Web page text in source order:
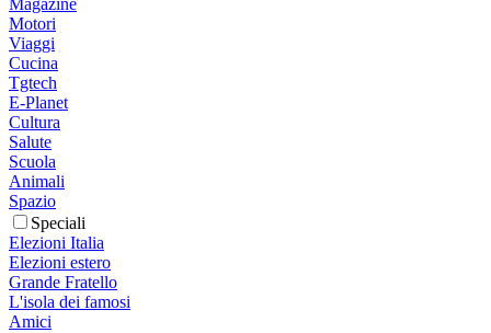
Magazine
Motori
Viaggi
Cucina
Tgtech
E-Planet
Cultura
Salute
Scuola
Animali
Spazio
Speciali
Elezioni Italia
Elezioni estero
Grande Fratello
L'isola dei famosi
Amici